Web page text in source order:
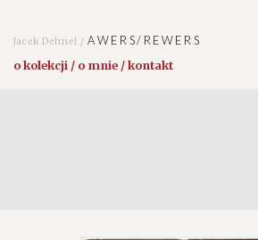
Jacek Dehnel /AWERS/REWERS
o kolekcji / o mnie / kontakt